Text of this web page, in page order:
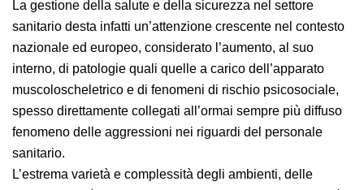
disseminazione per i RLS in sanità”.
La gestione della salute e della sicurezza nel settore
sanitario desta infatti un’attenzione crescente nel
contesto nazionale ed europeo, considerato l’aumento,
al suo interno, di patologie quali quelle a carico
dell’apparato muscoloscheletrico e di fenomeni di
rischio psicosociale, spesso direttamente collegati
all’ormai sempre più diffuso fenomeno delle
aggressioni nei riguardi del personale sanitario.